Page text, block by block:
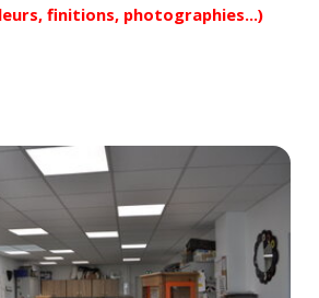
finitions, photographies...)